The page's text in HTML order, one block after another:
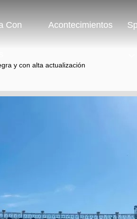
Con Acontecimientos
y con alta actualización